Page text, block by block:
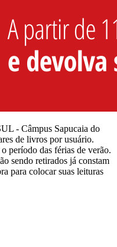
- Câmpus Sapucaia do
de livros por usuário.
período das férias de verão.
sendo retirados já constam
para colocar suas leituras